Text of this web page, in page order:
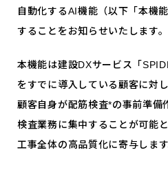
自動化するAI機能（以下「本機
することをお知らせいたします。
本機能は建設DXサービス「
をすでに導入している顧客に対
顧客自身が配筋検査*の事前準備
検査業務に集中することが可能
工事全体の高品質化に寄与します